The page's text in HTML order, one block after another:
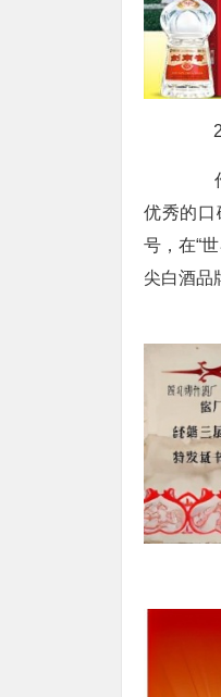
2.
作
优秀的口
号，在“
尖白酒品